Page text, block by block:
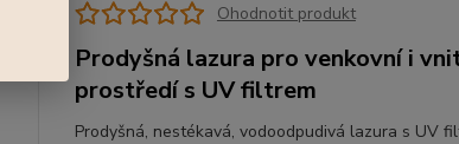
Ohodnotit produkt
Prodyšná lazura pro venkovní i
prostředí s UV filtrem
Prodyšná, nestékavá, vodoodpudivá lazura s UV